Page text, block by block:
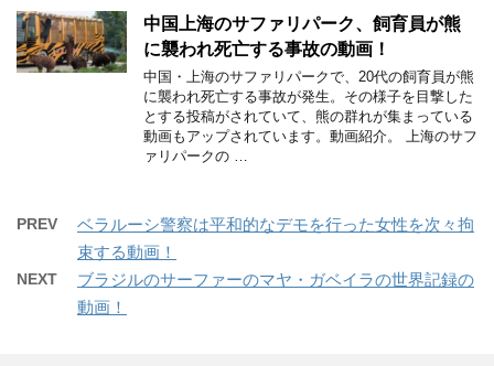
中国上海のサファリパーク、飼育員が熊
に襲われ死亡する事故の動画！
中国・上海のサファリパークで、20代の飼育員が熊
に襲われ死亡する事故が発生。その様子を目撃した
とする投稿がされていて、熊の群れが集まっている
動画もアップされています。動画紹介。 上海のサフ
ァリパークの …
PREV
ベラルーシ警察は平和的なデモを行った女性を次々拘
束する動画！
NEXT
ブラジルのサーファーのマヤ・ガベイラの世界記録の
動画！